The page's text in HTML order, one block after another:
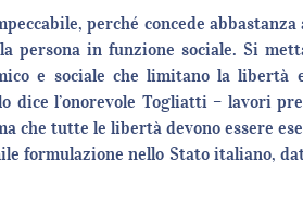
perché concede
in funzione sociale. Si
e sociale che limitano la libertà
dice l’onorevole Togliatti – lavori
che tutte le libertà devono essere
formulazione nello Stato italiano,